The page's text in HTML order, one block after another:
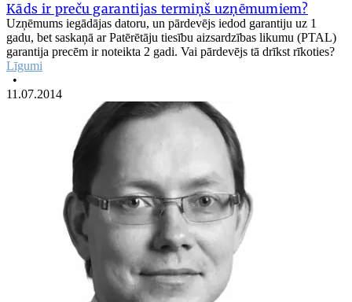
Kāds ir preču garantijas termiņš uzņēmumiem?
Uzņēmums iegādājas datoru, un pārdevējs iedod garantiju uz 1
gadu, bet saskaņā ar Patērētāju tiesību aizsardzības likumu (PTAL)
garantija precēm ir noteikta 2 gadi. Vai pārdevējs tā drīkst rīkoties?
Līgumi
•
11.07.2014